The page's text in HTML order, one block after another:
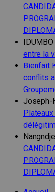
entre la
Bienfait
conflits
Joseph-